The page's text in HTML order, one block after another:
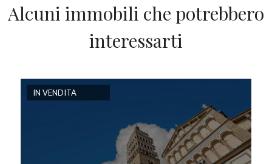
Alcuni immobili che potrebbero
interessarti
IN VENDITA